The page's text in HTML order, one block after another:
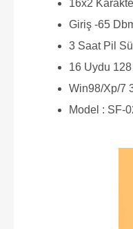
16x2
Giriş -65
3 Saat Pil
16 Uydu
Win98/Xp/7
Model : SF-